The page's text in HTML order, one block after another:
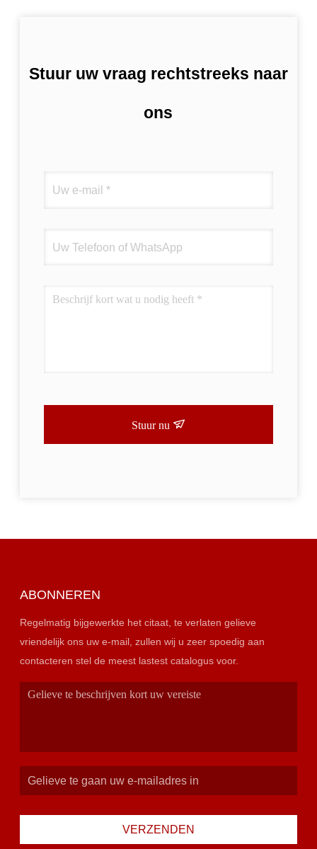
Stuur uw vraag rechtstreeks naar
ons
Stuur nu
ABONNEREN
Regelmatig bijgewerkte het citaat, te verlaten gelieve
vriendelijk ons uw e-mail, zullen wij u zeer spoedig aan
contacteren stel de meest lastest catalogus voor.
VERZENDEN